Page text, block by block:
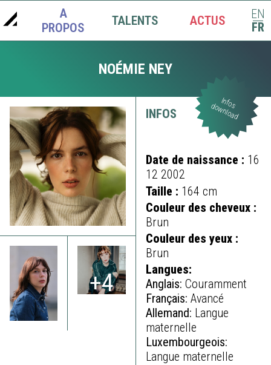
A
PROPOS
TALENTS ACTUS EN
|
FR
NOÉMIE NEY
+4
INFOS
Date de naissance : 16
12 2002
Taille : 164 cm
Couleur des cheveux :
Brun
Couleur des yeux :
Brun
Langues:
Anglais: Couramment
Français: Avancé
Allemand: Langue
maternelle
Luxembourgeois:
Langue maternelle
Infos
download